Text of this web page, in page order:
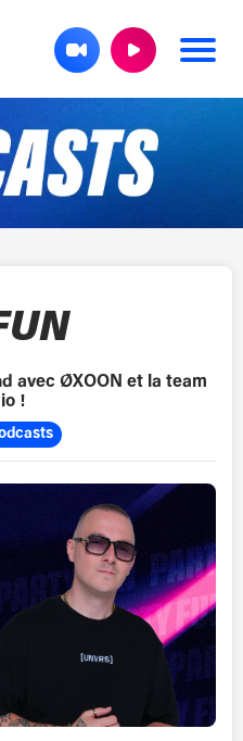
avec ØXOON et la team
!